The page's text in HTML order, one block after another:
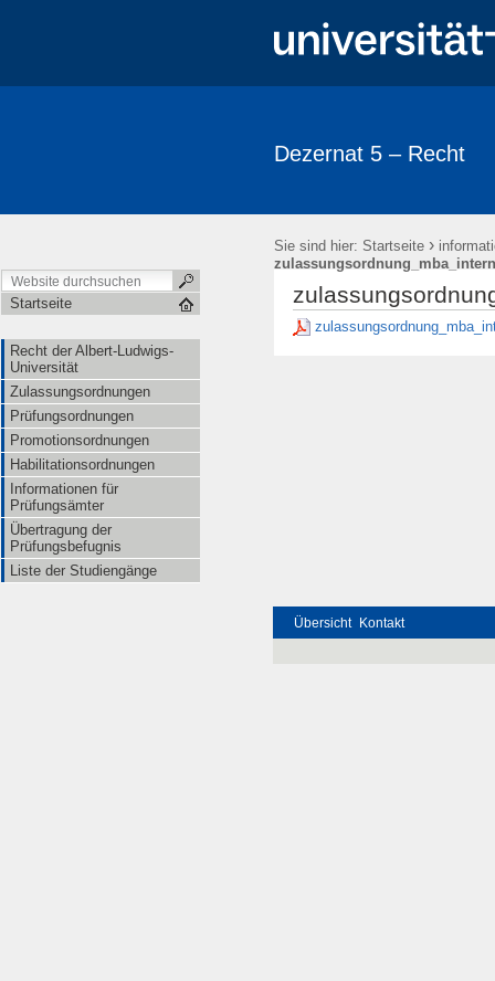
Dezernat 5 – Recht
Sie sind hier: Startseite ›
Startseite
Recht der Albert-Ludwigs-
Universität
Zulassungsordnungen
Prüfungsordnungen
Promotionsordnungen
Habilitationsordnungen
Informationen für
Prüfungsämter
Übertragung der
Prüfungsbefugnis
Liste der Studiengänge
Übersicht Kontakt